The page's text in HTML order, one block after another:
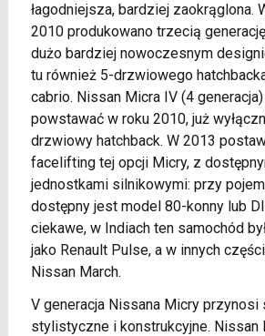
łagodniejsza, bardziej zaokrąglona.
2010 produkowano trzecią
dużo bardziej nowoczesnym
tu również 5-drzwiowego
cabrio. Nissan Micra IV (4
powstawać w roku 2010, już
drzwiowy hatchback. W 2013
facelifting tej opcji Micry, z
jednostkami silnikowymi: przy
dostępny jest model 80-konny lub
ciekawe, w Indiach ten samochód
jako Renault Pulse, a w innych
Nissan March.
V generacja Nissana Micry przynosi
stylistyczne i konstrukcyjne. Nissan